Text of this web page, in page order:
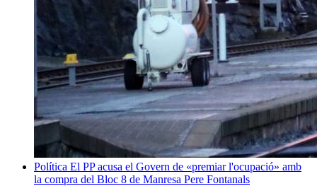
Política El PP acusa el Govern de «premiar l'ocupació» amb
la compra del Bloc 8 de Manresa Pere Fontanals